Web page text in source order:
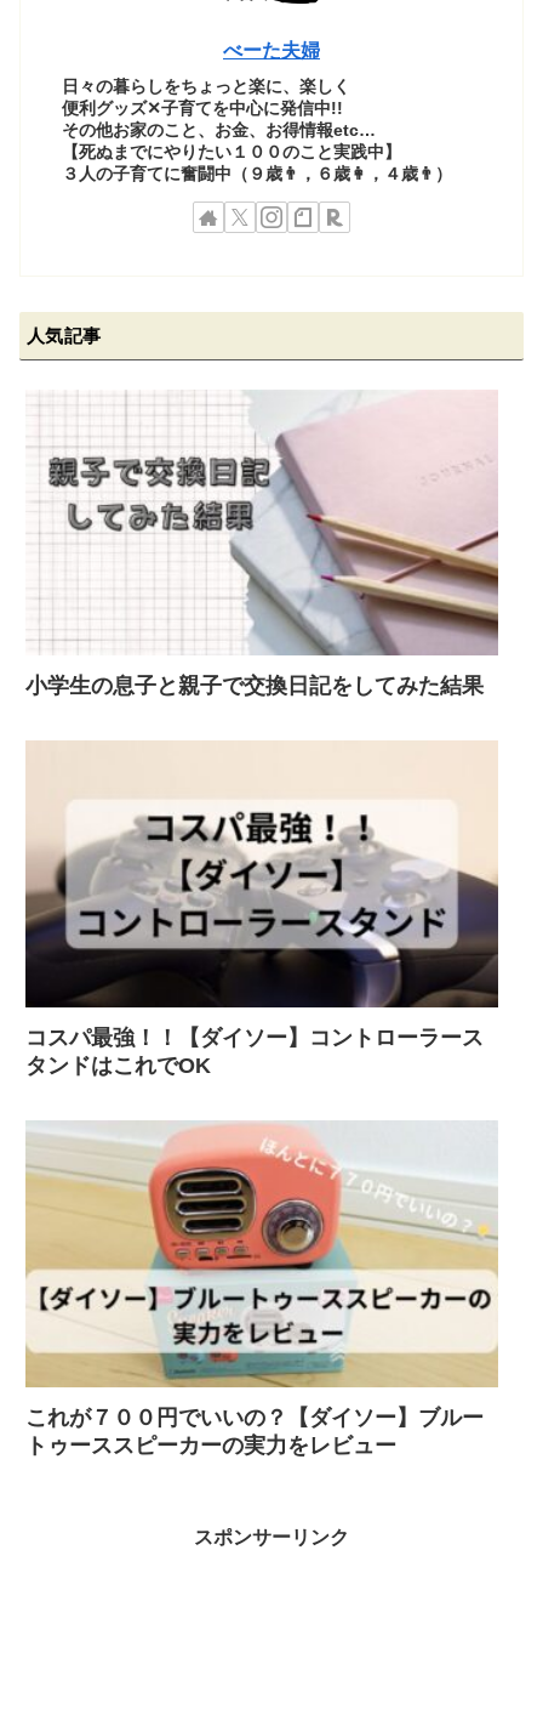
べーた夫婦
日々の暮らしをちょっと楽に、楽しく
便利グッズ✕子育てを中心に発信中!!
その他お家のこと、お金、お得情報etc…
【死ぬまでにやりたい１００のこと実践中】
３人の子育てに奮闘中（９歳👨，６歳👩，４歳👨）
人気記事
小学生の息子と親子で交換日記をしてみた結果
コスパ最強！！【ダイソー】コントローラース
タンドはこれでOK
これが７００円でいいの？【ダイソー】ブルー
トゥーススピーカーの実力をレビュー
スポンサーリンク